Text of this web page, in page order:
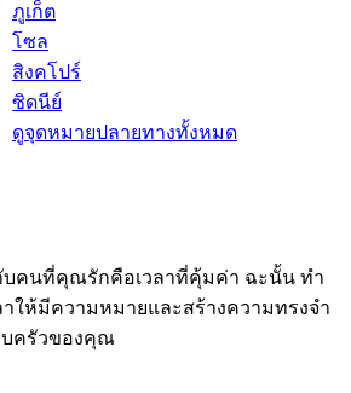
ภูเก็ต
โซล
สิงคโปร์
ซิดนีย์
ดูจุดหมายปลายทางทั้งหมด
บคนที่คุณรักคือเวลาที่คุ้มค่า ฉะนั้น ทำ
าให้มีความหมายและสร้างความทรงจำ
ครัวของคุณ